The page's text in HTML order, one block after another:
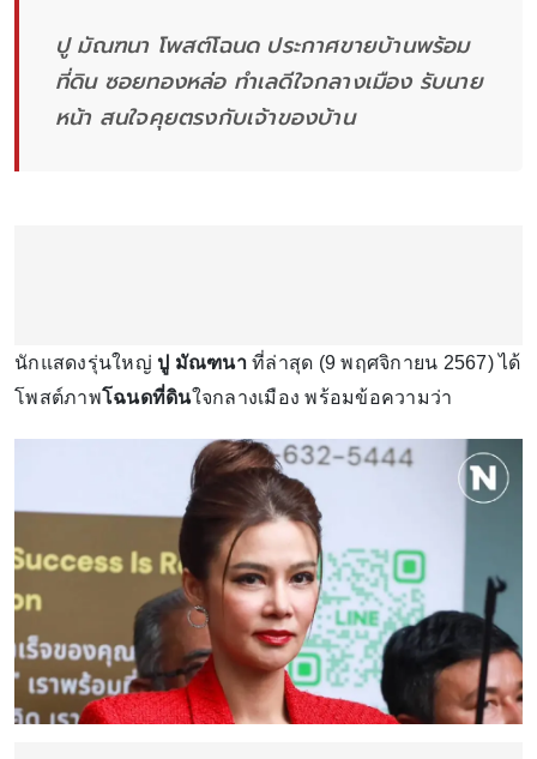
ปู มัณฑนา โพสต์โฉนด ประกาศขายบ้านพร้อม
ที่ดิน ซอยทองหล่อ ทำเลดีใจกลางเมือง รับนาย
หน้า สนใจคุยตรงกับเจ้าของบ้าน
นักแสดงรุ่นใหญ่ ปู มัณฑนาที่ล่าสุด (9 พฤศจิกายน 2567) ได้
โพสต์ภาพโฉนดที่ดินใจกลางเมือง พร้อมข้อความว่า